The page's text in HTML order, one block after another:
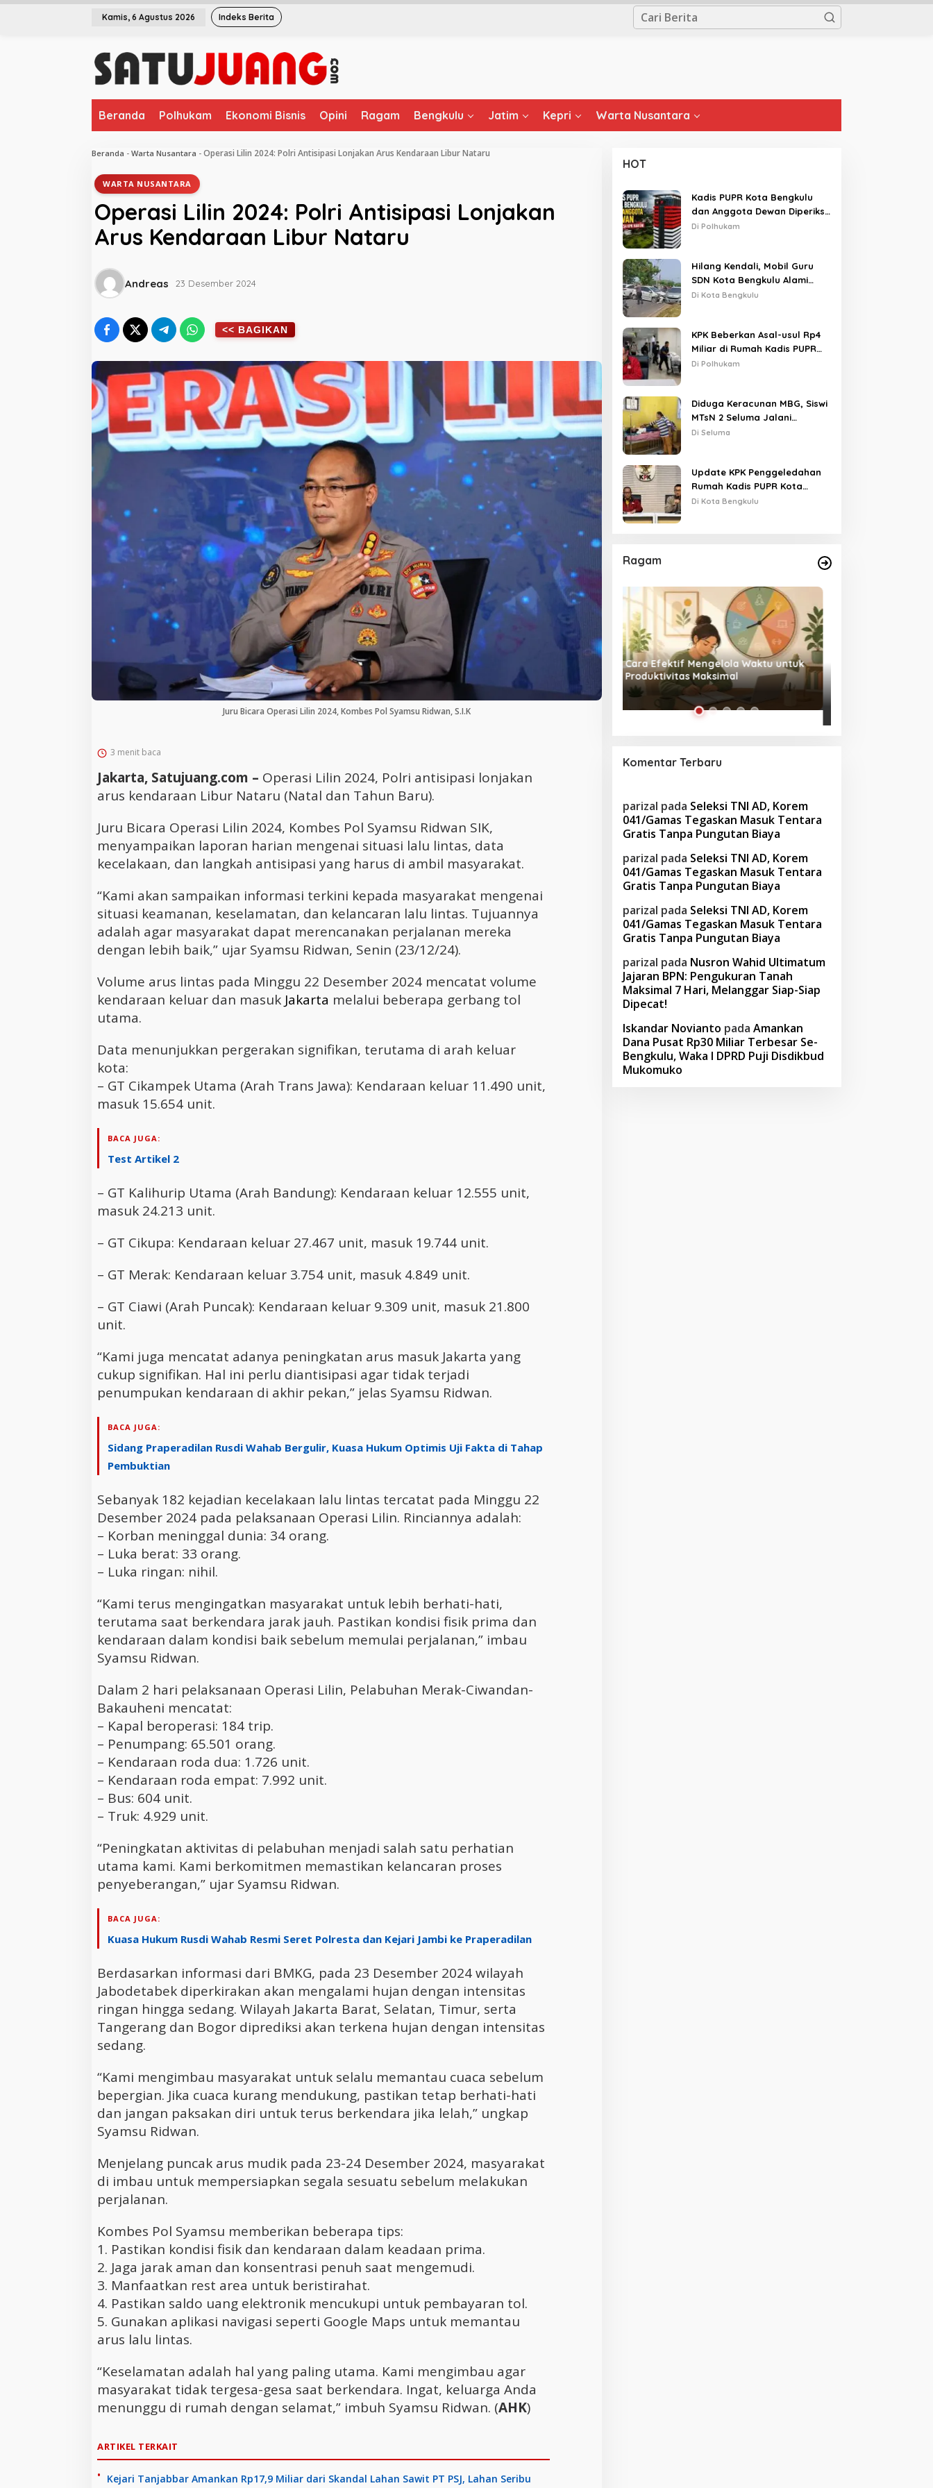
L
Kamis, 6 Agustus 2026 Indeks Berita
Beranda Polhukam Ekonomi Bisnis Opini Ragam Bengkulu Jatim Kepri Warta Nusantara
Beranda - Warta Nusantara - Operasi Lilin 2024: Polri Antisipasi Lonjakan Arus Kendaraan Libur Nataru
WARTA NUSANTARA
Operasi Lilin 2024: Polri Antisipasi Lonjakan
Arus Kendaraan Libur Nataru
Andreas 23 Desember 2024
Juru Bicara Operasi Lilin 2024, Kombes Pol Syamsu Ridwan, S.I.K
3 menit baca
Jakarta, Satujuang.com – Operasi Lilin 2024, Polri antisipasi lonjakan
arus kendaraan Libur Nataru (Natal dan Tahun Baru).
Juru Bicara Operasi Lilin 2024, Kombes Pol Syamsu Ridwan SIK,
menyampaikan laporan harian mengenai situasi lalu lintas, data
kecelakaan, dan langkah antisipasi yang harus di ambil masyarakat.
“Kami akan sampaikan informasi terkini kepada masyarakat mengenai
situasi keamanan, keselamatan, dan kelancaran lalu lintas. Tujuannya
adalah agar masyarakat dapat merencanakan perjalanan mereka
dengan lebih baik,” ujar Syamsu Ridwan, Senin (23/12/24).
Volume arus lintas pada Minggu 22 Desember 2024 mencatat volume
kendaraan keluar dan masuk Jakarta melalui beberapa gerbang tol
utama.
Data menunjukkan pergerakan signifikan, terutama di arah keluar
kota:
– GT Cikampek Utama (Arah Trans Jawa): Kendaraan keluar 11.490 unit,
masuk 15.654 unit.
BACA JUGA:
Test Artikel 2
– GT Kalihurip Utama (Arah Bandung): Kendaraan keluar 12.555 unit,
masuk 24.213 unit.
– GT Cikupa: Kendaraan keluar 27.467 unit, masuk 19.744 unit.
– GT Merak: Kendaraan keluar 3.754 unit, masuk 4.849 unit.
– GT Ciawi (Arah Puncak): Kendaraan keluar 9.309 unit, masuk 21.800
unit.
“Kami juga mencatat adanya peningkatan arus masuk Jakarta yang
cukup signifikan. Hal ini perlu diantisipasi agar tidak terjadi
penumpukan kendaraan di akhir pekan,” jelas Syamsu Ridwan.
BACA JUGA:
Sidang Praperadilan Rusdi Wahab Bergulir, Kuasa Hukum Optimis Uji Fakta di Tahap
Pembuktian
Sebanyak 182 kejadian kecelakaan lalu lintas tercatat pada Minggu 22
Desember 2024 pada pelaksanaan Operasi Lilin. Rinciannya adalah:
– Korban meninggal dunia: 34 orang.
– Luka berat: 33 orang.
– Luka ringan: nihil.
“Kami terus mengingatkan masyarakat untuk lebih berhati-hati,
terutama saat berkendara jarak jauh. Pastikan kondisi fisik prima dan
kendaraan dalam kondisi baik sebelum memulai perjalanan,” imbau
Syamsu Ridwan.
Dalam 2 hari pelaksanaan Operasi Lilin, Pelabuhan Merak-Ciwandan-
Bakauheni mencatat:
– Kapal beroperasi: 184 trip.
– Penumpang: 65.501 orang.
– Kendaraan roda dua: 1.726 unit.
– Kendaraan roda empat: 7.992 unit.
– Bus: 604 unit.
– Truk: 4.929 unit.
“Peningkatan aktivitas di pelabuhan menjadi salah satu perhatian
utama kami. Kami berkomitmen memastikan kelancaran proses
penyeberangan,” ujar Syamsu Ridwan.
BACA JUGA:
Kuasa Hukum Rusdi Wahab Resmi Seret Polresta dan Kejari Jambi ke Praperadilan
Berdasarkan informasi dari BMKG, pada 23 Desember 2024 wilayah
Jabodetabek diperkirakan akan mengalami hujan dengan intensitas
ringan hingga sedang. Wilayah Jakarta Barat, Selatan, Timur, serta
Tangerang dan Bogor diprediksi akan terkena hujan dengan intensitas
sedang.
“Kami mengimbau masyarakat untuk selalu memantau cuaca sebelum
bepergian. Jika cuaca kurang mendukung, pastikan tetap berhati-hati
dan jangan paksakan diri untuk terus berkendara jika lelah,” ungkap
Syamsu Ridwan.
Menjelang puncak arus mudik pada 23-24 Desember 2024, masyarakat
di imbau untuk mempersiapkan segala sesuatu sebelum melakukan
perjalanan.
Kombes Pol Syamsu memberikan beberapa tips:
1. Pastikan kondisi fisik dan kendaraan dalam keadaan prima.
2. Jaga jarak aman dan konsentrasi penuh saat mengemudi.
3. Manfaatkan rest area untuk beristirahat.
4. Pastikan saldo uang elektronik mencukupi untuk pembayaran tol.
5. Gunakan aplikasi navigasi seperti Google Maps untuk memantau
arus lalu lintas.
“Keselamatan adalah hal yang paling utama. Kami mengimbau agar
masyarakat tidak tergesa-gesa saat berkendara. Ingat, keluarga Anda
menunggu di rumah dengan selamat,” imbuh Syamsu Ridwan. (AHK)
ARTIKEL TERKAIT
Kejari Tanjabbar Amankan Rp17,9 Miliar dari Skandal Lahan Sawit PT PSJ, Lahan Seribu
HOT
Kadis PUPR Kota Bengkulu
dan Anggota Dewan Diperiksa
KPK Hari Ini
Di Polhukam
Hilang Kendali, Mobil Guru
SDN Kota Bengkulu Alami
Tabrakan Beruntun di Lampu
Di Kota Bengkulu
KPK Beberkan Asal-usul Rp4
Miliar di Rumah Kadis PUPR
Kota Bengkulu
Di Polhukam
Diduga Keracunan MBG, Siswi
MTsN 2 Seluma Jalani
Perawatan Intensif di RSUD
Di Seluma
Update KPK Penggeledahan
Rumah Kadis PUPR Kota
Bengkulu
Di Kota Bengkulu
Ragam
Cara Efektif Mengelola Waktu untuk
Produktivitas Maksimal
Tanpa Skrip, Penuh Interaksi:
‘Beghusik Ghumah Nggi’ Hadirkan
Ruang Digital Seperti Rumah Sendiri
Komentar Terbaru
parizal pada Seleksi TNI AD, Korem
041/Gamas Tegaskan Masuk Tentara
Gratis Tanpa Pungutan Biaya
parizal pada Seleksi TNI AD, Korem
041/Gamas Tegaskan Masuk Tentara
Gratis Tanpa Pungutan Biaya
parizal pada Seleksi TNI AD, Korem
041/Gamas Tegaskan Masuk Tentara
Gratis Tanpa Pungutan Biaya
parizal pada Nusron Wahid Ultimatum
Jajaran BPN: Pengukuran Tanah
Maksimal 7 Hari, Melanggar Siap-Siap
Dipecat!
Iskandar Novianto pada Amankan
Dana Pusat Rp30 Miliar Terbesar Se-
Bengkulu, Waka I DPRD Puji Disdikbud
Mukomuko